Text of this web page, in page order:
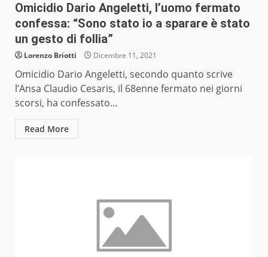
Omicidio Dario Angeletti, l’uomo fermato
confessa: “Sono stato io a sparare è stato
un gesto di follia”
Lorenzo Briotti Dicembre 11, 2021
Omicidio Dario Angeletti, secondo quanto scrive
l’Ansa Claudio Cesaris, il 68enne fermato nei giorni
scorsi, ha confessato...
Read More